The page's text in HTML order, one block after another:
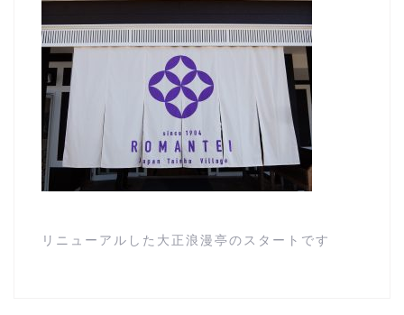
リニューアルした大正浪漫亭のスタートです